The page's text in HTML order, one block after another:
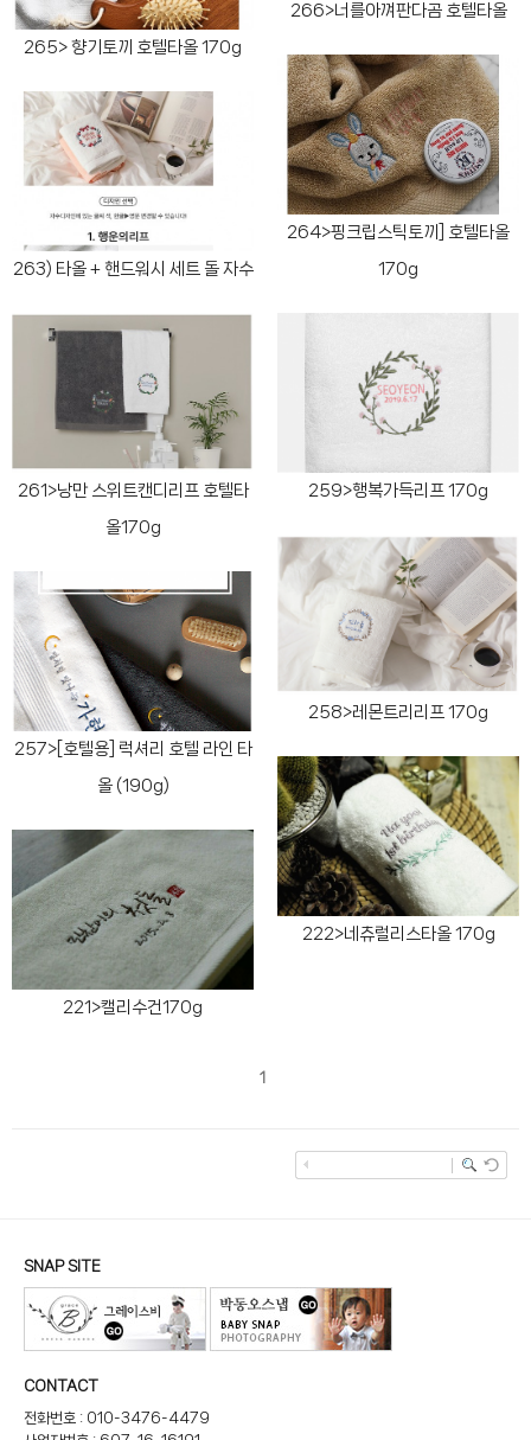
266>너를아껴판다곰 호텔타올
265> 향기토끼 호텔타올 170g
264>핑크립스틱토끼] 호텔타올
170g
263) 타올 + 핸드워시 세트 돌 자수
261>낭만 스위트캔디리프 호텔타
올170g
259>행복가득리프 170g
258>레몬트리리프 170g
257>[호텔용] 럭셔리 호텔 라인 타
올 (190g)
222>네츄럴리스타올 170g
221>캘리수건170g
1
SNAP SITE
CONTACT
전화번호 : 010-3476-4479